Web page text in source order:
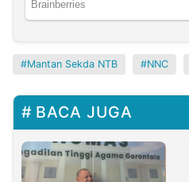
Mantan Sekda NTB NNC
BACA JUGA